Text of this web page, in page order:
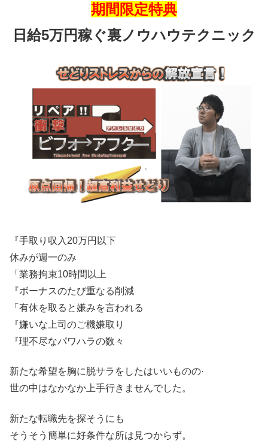
期間限定特典
日給5万円稼ぐ裏ノウハウテクニック
『手取り収入20万円以下
休みが週一のみ
「業務拘束10時間以上
『ボーナスのたび重なる削減
「有休を取ると嫌みを言われる
『嫌いな上司のご機嫌取り
『理不尽なパワハラの数々
新たな希望を胸に脱サラをしたはいいものの·
世の中はなかなか上手行きませんでした。
新たな転職先を探そうにも
そうそう簡単に好条件な所は見つからず。